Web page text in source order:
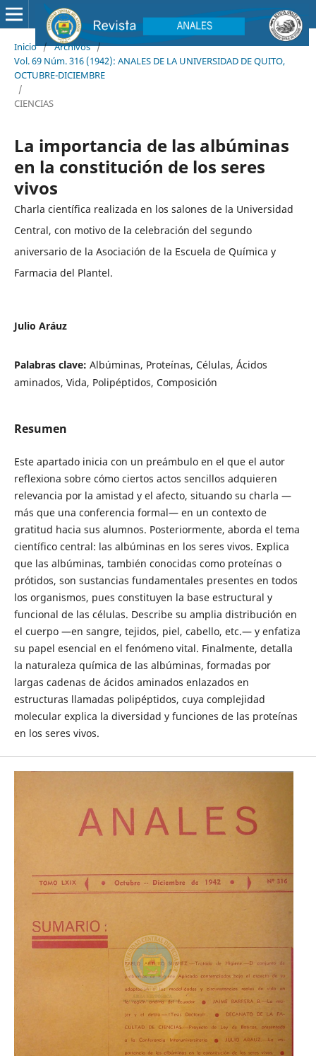
Inicio / Archivos /
Vol. 69 Núm. 316 (1942): ANALES DE LA UNIVERSIDAD DE QUITO,
OCTUBRE-DICIEMBRE
/
CIENCIAS
La importancia de las albúminas
en la constitución de los seres
vivos
Charla científica realizada en los salones de la Universidad
Central, con motivo de la celebración del segundo
aniversario de la Asociación de la Escuela de Química y
Farmacia del Plantel.
Julio Aráuz
Palabras clave: Albúminas, Proteínas, Células, Ácidos
aminados, Vida, Polipéptidos, Composición
Resumen
Este apartado inicia con un preámbulo en el que el autor
reflexiona sobre cómo ciertos actos sencillos adquieren
relevancia por la amistad y el afecto, situando su charla —
más que una conferencia formal— en un contexto de
gratitud hacia sus alumnos. Posteriormente, aborda el tema
científico central: las albúminas en los seres vivos. Explica
que las albúminas, también conocidas como proteínas o
prótidos, son sustancias fundamentales presentes en todos
los organismos, pues constituyen la base estructural y
funcional de las células. Describe su amplia distribución en
el cuerpo —en sangre, tejidos, piel, cabello, etc.— y enfatiza
su papel esencial en el fenómeno vital. Finalmente, detalla
la naturaleza química de las albúminas, formadas por
largas cadenas de ácidos aminados enlazados en
estructuras llamadas polipéptidos, cuya complejidad
molecular explica la diversidad y funciones de las proteínas
en los seres vivos.